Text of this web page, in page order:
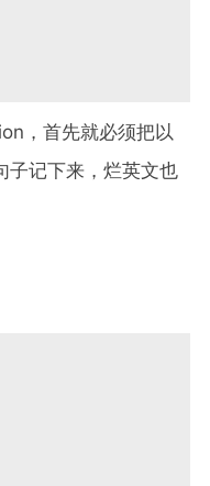
，首先就必须把以
记下来，烂英文也